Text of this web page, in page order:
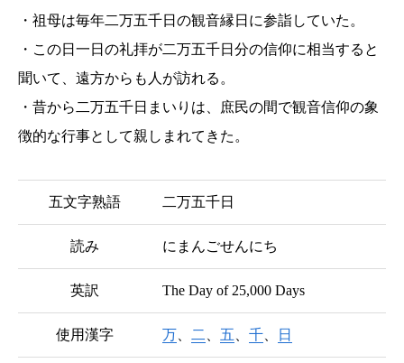
・祖母は毎年二万五千日の観音縁日に参詣していた。
・この日一日の礼拝が二万五千日分の信仰に相当すると
聞いて、遠方からも人が訪れる。
・昔から二万五千日まいりは、庶民の間で観音信仰の象
徴的な行事として親しまれてきた。
五文字熟語 二万五千日
読み にまんごせんにち
英訳 The Day of 25,000 Days
使用漢字 万 二 五 千 日